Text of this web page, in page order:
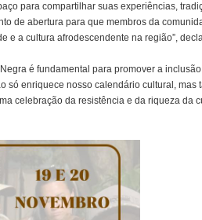
para compartilhar suas experiências,
de abertura para que membros da
e a cultura afrodescendente na região”,
é fundamental para promover a
só enriquece nosso calendário cultural, mas
celebração da resistência e da riqueza da